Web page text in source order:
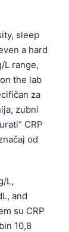
sleep
a hard
L range,
the lab
za
zubni
CRP
od
L,
and
su CRP
10,8